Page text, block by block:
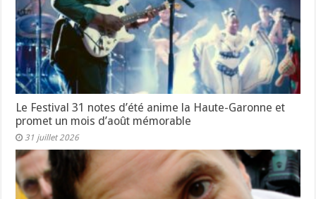
Le Festival 31 notes d’été anime la Haute-Garonne et
promet un mois d’août mémorable
31 juillet 2026